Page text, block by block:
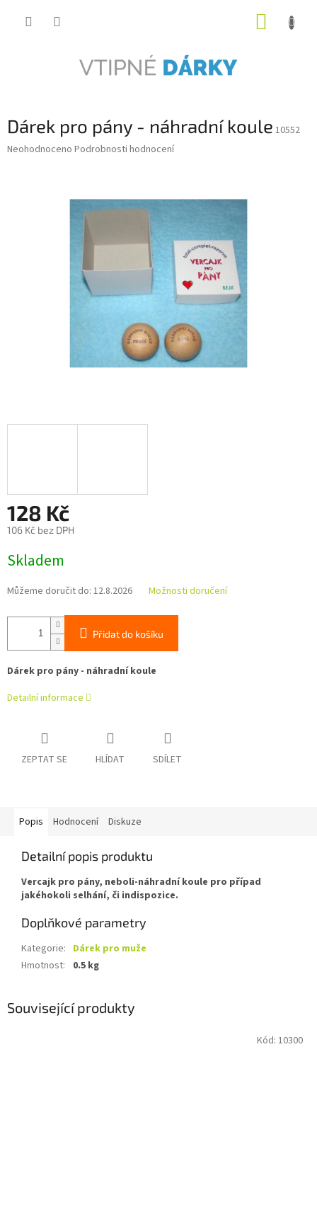
Dárek pro pány - náhradní koule 10552
Průměrné
Neohodnoceno Podrobnosti hodnocení
128 Kč
106 Kč bez DPH
cena:
Skladem
Můžeme doručit do: 12.8.2026 Možnosti doručení
Přidat do košíku
Dárek pro pány - náhradní koule
Detailní informace
ZEPTAT SE HLÍDAT SDÍLET
Popis Hodnocení Diskuze
Detailní popis produktu
Vercajk pro pány, neboli-náhradní koule pro případ
jakéhokoli selhání, či indispozice.
Doplňkové parametry
Kategorie: Dárek pro muže
Hmotnost: 0.5 kg
Související produkty
Kód: 10300